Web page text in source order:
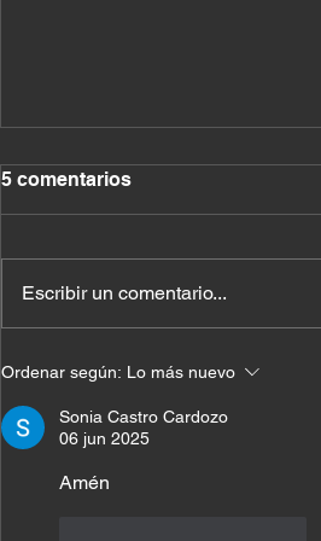
Cuando Dios cambia tu
nombre antes de cambiar tu
vida
5 comentarios
Escribir un comentario...
Ordenar según: Lo más nuevo
Sonia Castro Cardozo
06 jun 2025
Amén